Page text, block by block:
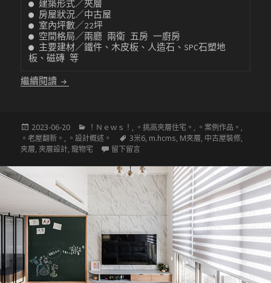
● 建築形式／夾層
● 房屋狀況／中古屋
● 室內坪數／22坪
● 空間格局／兩廳 兩衛 五房 一廚房
● 主要建材／鐵件、木皮板、人造石、SPC石塑地
板、磁磚 等
繼續閱讀 〔挑高夾層設計〕遠眺山河景 挑高4米的5房SOHO
發
佈
於
2023-06-20
分
類
！Ｎｅｗｓ！ , 。挑高夾層住宅。 , 。案例作品。 ,
。老屋翻新。 , 。設計概述。
標
籤
3米6, m.hcms, M夾層, 中古屋裝修,
夾層,夾層設計,寵物宅 留下留言在 〔挑高夾層設計〕遠眺山河景 挑高4